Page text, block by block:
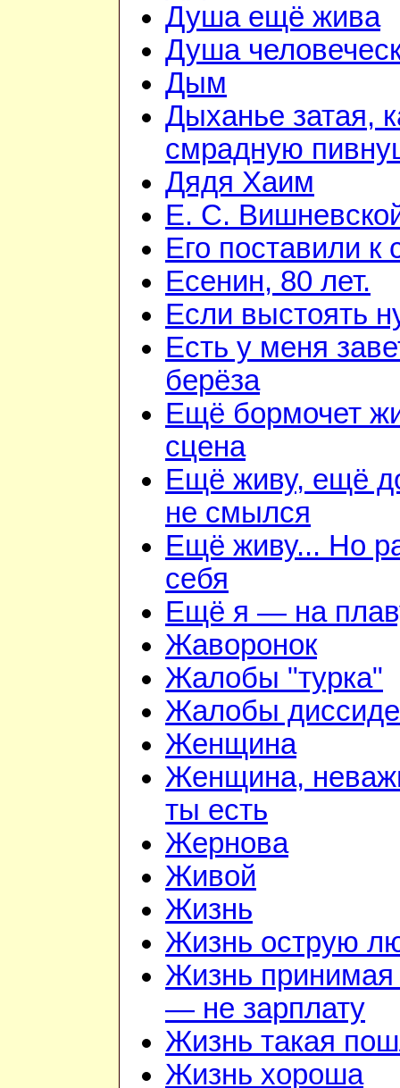
Душа ещё жива
Душа
Дым
Дыханье затая,
смрадную
Дядя Хаим
Е. С.
Его поставили к
Есенин, 80 лет.
Если выстоять
Есть у меня
берёза
Ещё бормочет
сцена
Ещё живу, ещё
не смылся
Ещё живу... Но
себя
Ещё я — на
Жаворонок
Жалобы "турка"
Жалобы
Женщина
Женщина,
ты есть
Жернова
Живой
Жизнь
Жизнь острую
Жизнь принимая
— не зарплату
Жизнь такая
Жизнь хороша